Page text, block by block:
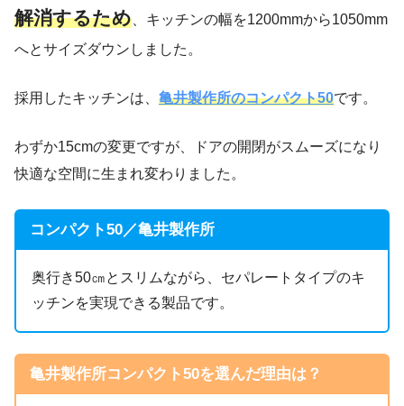
解消するため 、キッチンの幅を1200mmから1050mm
へとサイズダウンしました。
採用したキッチンは、 亀井製作所のコンパクト50です。
わずか15cmの変更ですが、ドアの開閉がスムーズになり
快適な空間に生まれ変わりました。
コンパクト50／亀井製作所
奥行き50㎝とスリムながら、セパレートタイプのキ
ッチンを実現できる製品です。
亀井製作所コンパクト50を選んだ理由は？